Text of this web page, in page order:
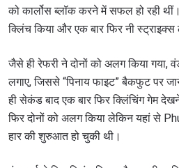
को कार्लोस ब्लॉक करने में सफल हो रही
क्लिंच किया और एक बार फिर नी
जैसे ही रेफरी ने दोनों को अलग किया गया,
लगाए, जिससे “पिनाय फाइट” बैकफुट पर
ही सेकंड बाद एक बार फिर क्लिंचिंग गेम
फिर दोनों को अलग किया लेकिन यहां से
हार की शुरुआत हो चुकी थी।